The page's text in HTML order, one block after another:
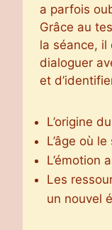
a parfois
Grâce au
la séance,
dialoguer
et
L’origine
L’âge où
L’émotion
Les
un nouvel